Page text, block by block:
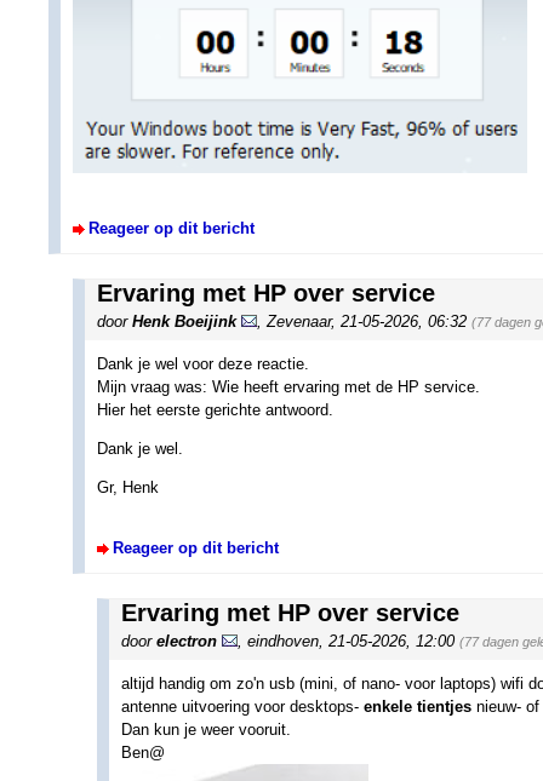
Reageer op dit bericht
Ervaring met HP over service
door Henk Boeijink ,Zevenaar, 21-05-2026, 06:32 (77 dagen
Dank je wel voor deze reactie.
Mijn vraag was: Wie heeft ervaring met de HP service.
Hier het eerste gerichte antwoord.
Dank je wel.
Gr, Henk
Reageer op dit bericht
Ervaring met HP over service
door electron , eindhoven, 21-05-2026, 12:00 (77 dagen
altijd handig om zo'n usb (mini, of nano- voor laptops) wifi
antenne uitvoering voor desktops- enkele tientjes nieuw-
Dan kun je weer vooruit.
Ben@